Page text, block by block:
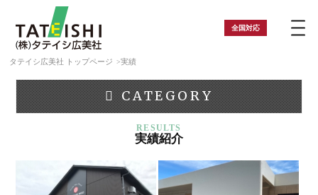
全国対応
タテイシ広美社 トップページ 実績
CATEGORY
実績紹介